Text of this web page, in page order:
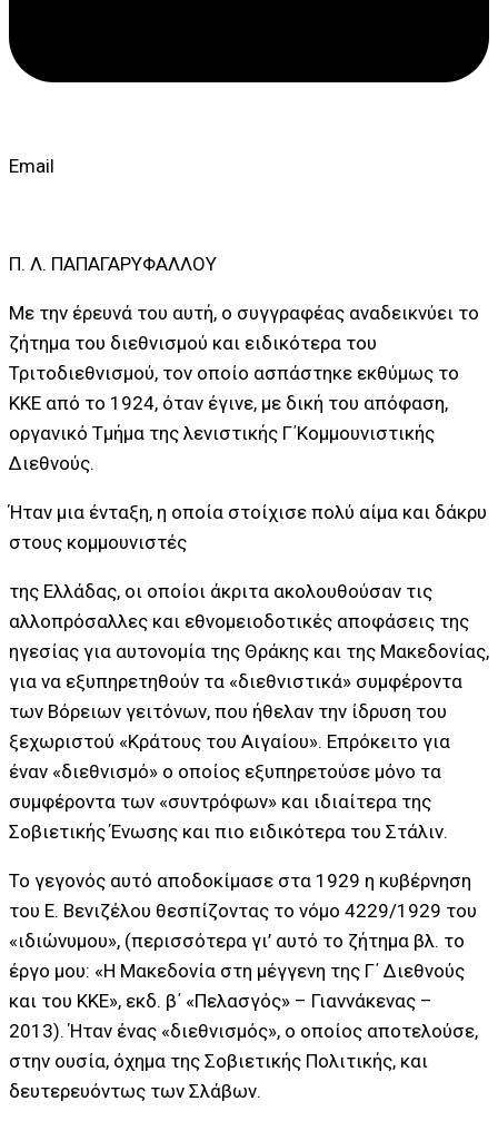
Email
Π. Λ. ΠΑΠΑΓΑΡΥΦΑΛΛΟΥ
Με την έρευνά του αυτή, ο συγγραφέας αναδεικνύει το
ζήτημα του διεθνισμού και ειδικότερα του
Τριτοδιεθνισμού, τον οποίο ασπάστηκε εκθύμως το
ΚΚΕ από το 1924, όταν έγινε, με δική του απόφαση,
οργανικό Τμήμα της λενιστικής Γ΄Κομμουνιστικής
Διεθνούς.
Ήταν μια ένταξη, η οποία στοίχισε πολύ αίμα και δάκρυ
στους κομμουνιστές
της Ελλάδας, οι οποίοι άκριτα ακολουθούσαν τις
αλλοπρόσαλλες και εθνομειοδοτικές αποφάσεις της
ηγεσίας για αυτονομία της Θράκης και της Μακεδονίας,
για να εξυπηρετηθούν τα «διεθνιστικά» συμφέροντα
των Βόρειων γειτόνων, που ήθελαν την ίδρυση του
ξεχωριστού «Κράτους του Αιγαίου». Επρόκειτο για
έναν «διεθνισμό» ο οποίος εξυπηρετούσε μόνο τα
συμφέροντα των «συντρόφων» και ιδιαίτερα της
Σοβιετικής Ένωσης και πιο ειδικότερα του Στάλιν.
Το γεγονός αυτό αποδοκίμασε στα 1929 η κυβέρνηση
του Ε. Βενιζέλου θεσπίζοντας το νόμο 4229/1929 του
«ιδιώνυμου», (περισσότερα γι’ αυτό το ζήτημα βλ. το
έργο μου: «Η Μακεδονία στη μέγγενη της Γ΄ Διεθνούς
και του ΚΚΕ», εκδ. β΄ «Πελασγός» – Γιαννάκενας –
2013). Ήταν ένας «διεθνισμός», ο οποίος αποτελούσε,
στην ουσία, όχημα της Σοβιετικής Πολιτικής, και
δευτερευόντως των Σλάβων.